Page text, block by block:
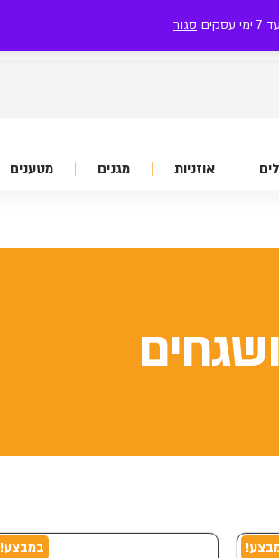
סגור 052-7- אזור אישי
אוזניות מגנים מטענים
במבצע!